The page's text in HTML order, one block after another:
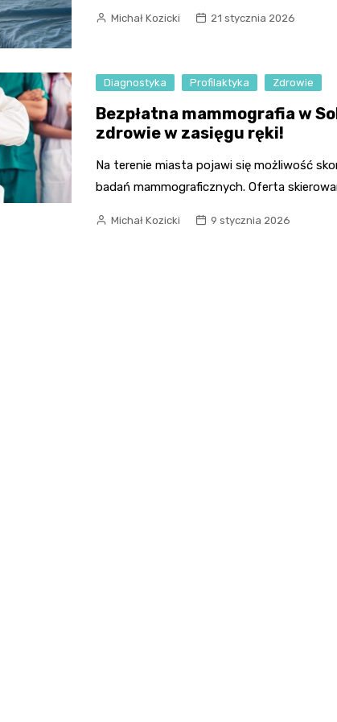
Michał Kozicki 21 stycznia 2026
Diagnostyka Profilaktyka Zdrowie
Bezpłatna mammografia w
zdrowie w zasięgu ręki!
Na terenie miasta pojawi się możliwość
badań mammograficznych. Oferta
Michał Kozicki 9 stycznia 2026